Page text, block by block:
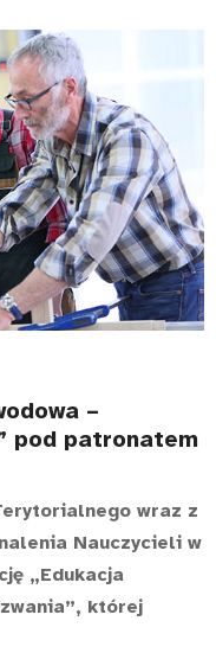
–
pod patronatem
wraz z
Nauczycieli w
„Edukacja
której